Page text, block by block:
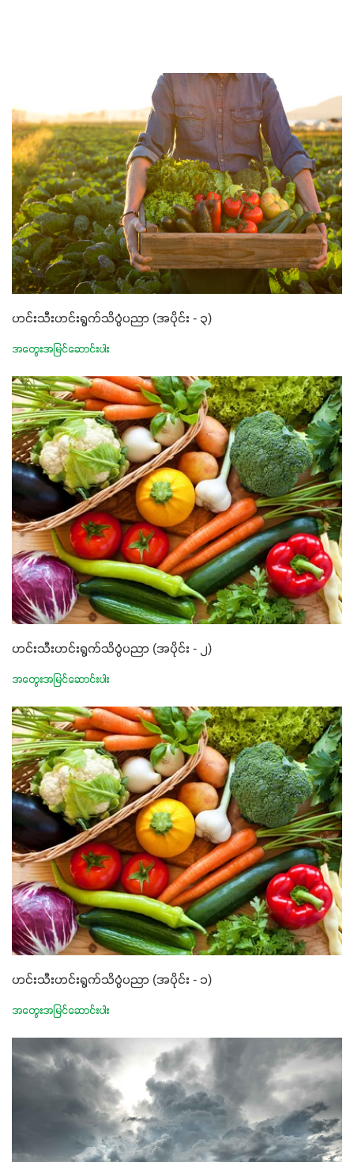
ဟင်းသီးဟင်းရွက်သိပ္ပံပညာ (အပိုင်း - ၃)
အတွေးအမြင်ဆောင်းပါး
ဟင်းသီးဟင်းရွက်သိပ္ပံပညာ (အပိုင်း - ၂)
အတွေးအမြင်ဆောင်းပါး
ဟင်းသီးဟင်းရွက်သိပ္ပံပညာ (အပိုင်း - ၁)
အတွေးအမြင်ဆောင်းပါး